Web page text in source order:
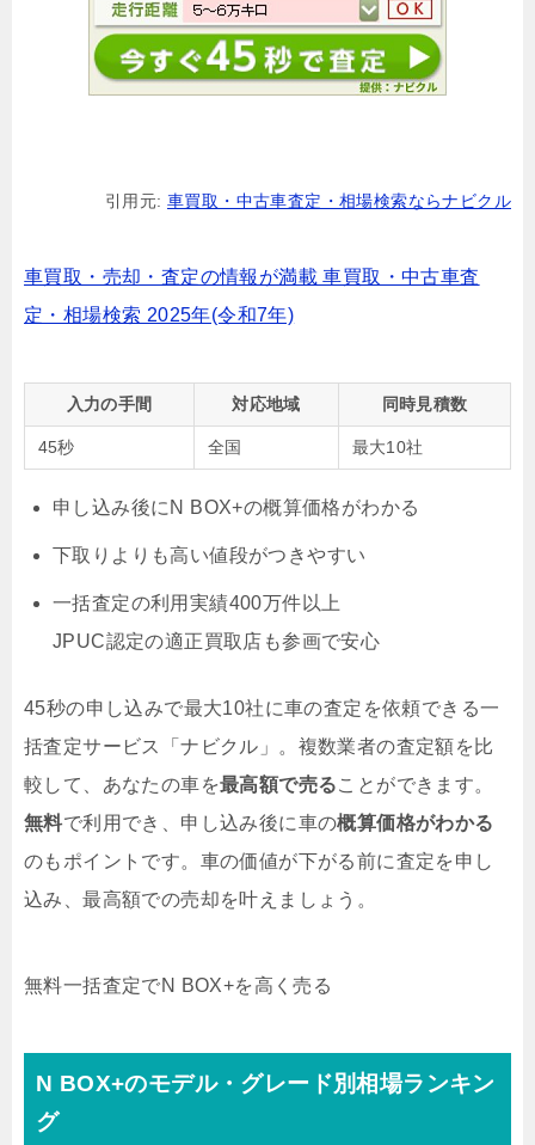
引用元: 車買取・中古車査定・相場検索ならナビクル
車買取・売却・査定の情報が満載 車買取・中古車査
定・相場検索 2025年(令和7年)
入力の手間 対応地域 同時見積数
45秒 全国 最大10社
申し込み後にN BOX+の概算価格がわかる
下取りよりも高い値段がつきやすい
一括査定の利用実績400万件以上
JPUC認定の適正買取店も参画で安心
45秒の申し込みで最大10社に車の査定を依頼できる一
括査定サービス「ナビクル」。複数業者の査定額を比
較して、あなたの車を最高額で売ることができます。
無料で利用でき、申し込み後に車の概算価格がわかる
のもポイントです。車の価値が下がる前に査定を申し
込み、最高額での売却を叶えましょう。
無料一括査定でN BOX+を高く売る
N BOX+のモデル・グレード別相場ランキン
グ